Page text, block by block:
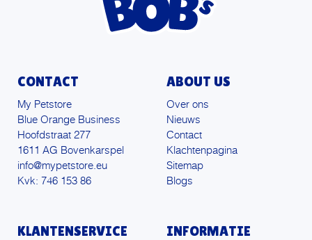
CONTACT
My Petstore
Blue Orange Business
Hoofdstraat 277
1611 AG Bovenkarspel
info@mypetstore.eu
Kvk: 746 153 86
ABOUT US
Over ons
Nieuws
Contact
Klachtenpagina
Sitemap
Blogs
KLANTENSERVICE INFORMATIE